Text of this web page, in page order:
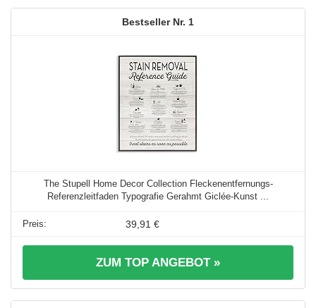
1
The Stupell Home Decor Collection Fleckenentfernungs-
Referenzleitfaden Typografie Gerahmt Giclée-Kunst ...
39,91 €
ZUM TOP ANGEBOT »